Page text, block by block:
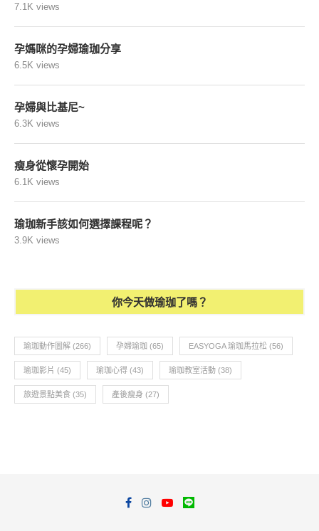
7.1K views
孕媽咪的孕婦瑜珈分享
6.5K views
孕婦與比基尼~
6.3K views
瘦身從懷孕開始
6.1K views
瑜珈新手該如何選擇課程呢？
3.9K views
你今天做瑜珈了嗎？
瑜珈動作圖解 (266) 孕婦瑜珈 (65) EASYOGA 瑜珈馬拉松 (56)
瑜珈影片 (45) 瑜珈心得 (43) 瑜珈教室活動 (38)
旅遊景點美食 (35) 產後瘦身 (27)